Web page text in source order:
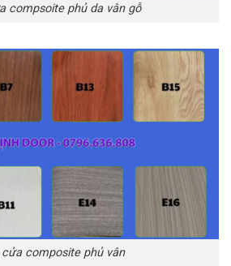
compsoite phủ da vân gỗ
composite phủ vân